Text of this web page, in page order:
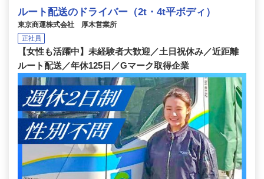
ルート配送のドライバー（2t・4t平ボディ）
東京商運株式会社 厚木営業所
正社員
【女性も活躍中】未経験者大歓迎／土日祝休み／近距離
ルート配送／年休125日／Gマーク取得企業